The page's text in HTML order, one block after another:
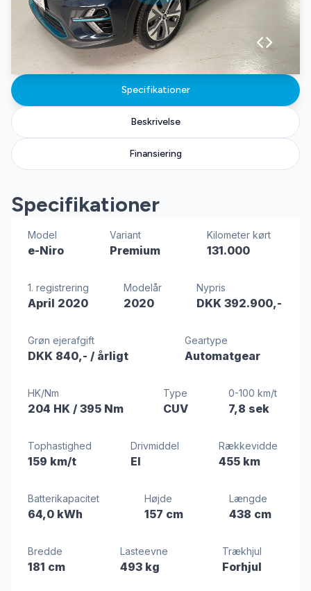
Specifikationer
Beskrivelse
Finansiering
Specifikationer
Model
e-Niro
Variant
Premium
Kilometer kørt
131.000
1. registrering
April 2020
Modelår
2020
Nypris
DKK 392.900,-
Grøn ejerafgift
DKK 840,- / årligt
Geartype
Automatgear
HK/Nm
204 HK / 395 Nm
Type
CUV
0-100 km/t
7,8 sek
Tophastighed
159 km/t
Drivmiddel
El
Rækkevidde
455 km
Batterikapacitet
64,0 kWh
Højde
157 cm
Længde
438 cm
Bredde
181 cm
Lasteevne
493 kg
Trækhjul
Forhjul